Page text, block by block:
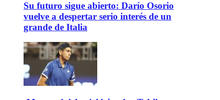
Su futuro sigue abierto: Darío Osorio
vuelve a despertar serio interés de un
grande de Italia